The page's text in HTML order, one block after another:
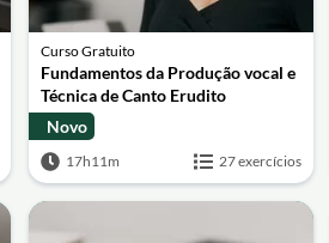
Curso Gratuito
Fundamentos da Produção vocal e
Técnica de Canto Erudito
Novo
17h11m 27 exercícios